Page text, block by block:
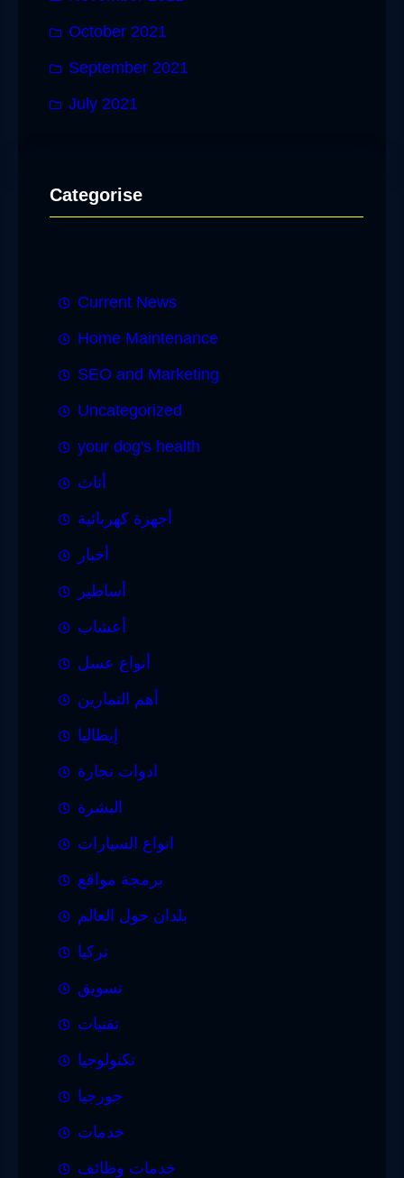
October 2021
September 2021
July 2021
Categorise
Current News
Home Maintenance
SEO and Marketing
Uncategorized
your dog's health
أثاث
أجهزة كهربائية
أخبار
أساطير
أعشاب
أنواع عسل
أهم التمارين
إيطاليا
ادوات نجارة
البشرة
انواع السيارات
برمجة مواقع
بلدان حول العالم
تركيا
تسويق
تقنيات
تكنولوجيا
جورجيا
خدمات
خدمات وظائف